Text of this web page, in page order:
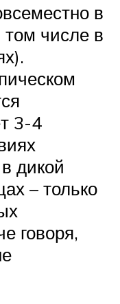
в
том числе в
3-4
дикой
– только
говоря,